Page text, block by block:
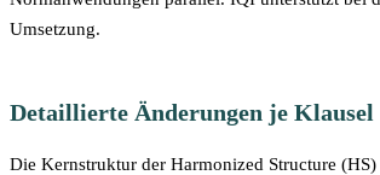
Umsetzung.
Detaillierte Änderungen je Klausel
Die Kernstruktur der Harmonized Structure